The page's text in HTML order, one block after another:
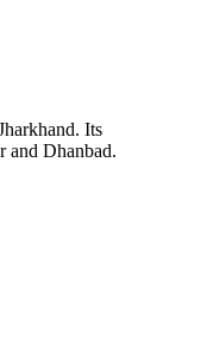
Its
and Dhanbad.